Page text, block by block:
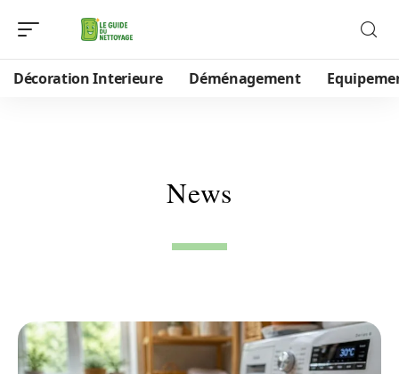
Décoration Interieure Déménagement
News